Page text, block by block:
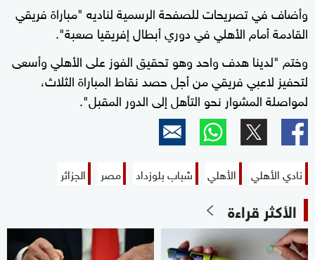
وأضاف في تصريحات للصفحة الرسمية لناديه "مباراة فريقي
القادمة أمام الأهلي في دوري أبطال إفريقيا صعبة".
وختم "لدينا هدف واحد وهو تحقيق الفوز على الأهلي وأسعى
لتحفيز لاعبي فريقي من أجل حصد نقاط المباراة الثلاث،
لمواصلة المشوار نحو التأهل إلى الدور المقبل".
نادي الأهلي الأهلي شباب بلوزداد مصر الجزائر
الأكثر قراءة